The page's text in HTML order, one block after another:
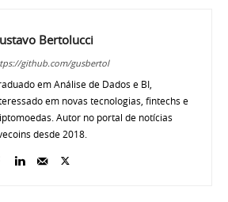
Bertolucci
github.com/gusbertol
em Análise de Dados e BI,
em novas tecnologias, fintechs e
Autor no portal de notícias
desde 2018.